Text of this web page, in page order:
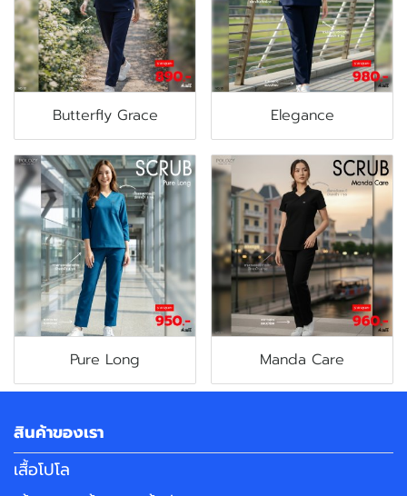
Butterfly Grace Elegance
Pure Long Manda Care
สินค้าของเรา
เสื้อโปโล